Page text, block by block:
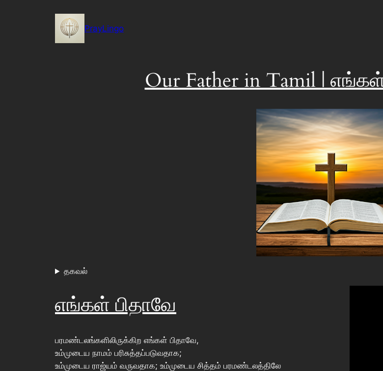
PrayLingo
Our Father in Tamil |
தகவல்
எங்கள் பிதாவே
பரமண்டலங்களிலிருக்கிற எங்கள் பிதாவே,
உம்முடைய நாமம் பரிசுத்தப்படுவதாக;
உம்முடைய ராஜ்யம் வருவதாக; உம்முடைய சித்தம் பரமண்டலத்திலே